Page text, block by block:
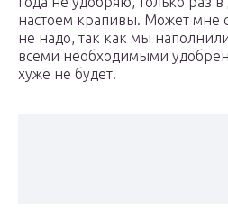
настоем крапивы. Может мне
не надо, так как мы
всеми необходимыми
хуже не будет.